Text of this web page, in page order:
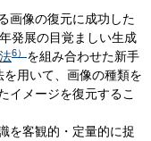
画像の復元に成功した
発展の目覚ましい生成
6） を組み合わせた新手
用いて、画像の種類を
イメージを復元するこ
を客観的・定量的に捉